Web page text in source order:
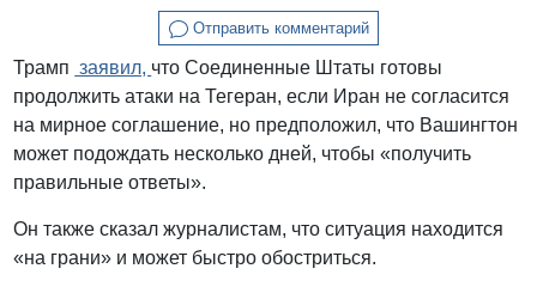
Отправить комментарий
Трамп заявил, что Соединенные Штаты готовы
продолжить атаки на Тегеран, если Иран не согласится
на мирное соглашение, но предположил, что Вашингтон
может подождать несколько дней, чтобы «получить
правильные ответы».
Он также сказал журналистам, что ситуация находится
«на грани» и может быстро обостриться.